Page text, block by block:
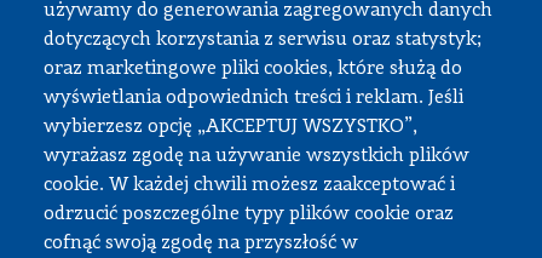
używamy do generowania zagregowanych danych
dotyczących korzystania z serwisu oraz statystyk;
oraz marketingowe pliki cookies, które służą do
wyświetlania odpowiednich treści i reklam. Jeśli
wybierzesz opcję „AKCEPTUJ WSZYSTKO”,
wyrażasz zgodę na używanie wszystkich plików
cookie. W każdej chwili możesz zaakceptować i
odrzucić poszczególne typy plików cookie oraz
cofnąć swoją zgodę na przyszłość w